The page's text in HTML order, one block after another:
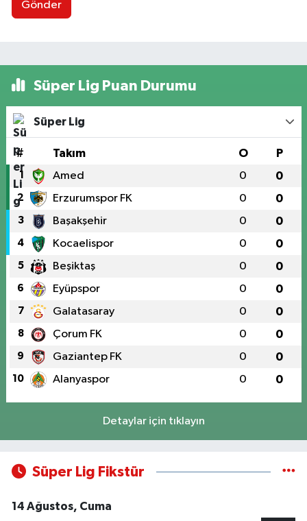
Gönder
Süper Lig Puan Durumu
Süper Lig
# Takım O P
1 Amed 0 0
2 Erzurumspor FK 0 0
3 Başakşehir 0 0
4 Kocaelispor 0 0
5 Beşiktaş 0 0
6 Eyüpspor 0 0
7 Galatasaray 0 0
8 Çorum FK 0 0
9 Gaziantep FK 0 0
10 Alanyaspor 0 0
Detaylar için tıklayın
Süper Lig Fikstür
14 Ağustos, Cuma